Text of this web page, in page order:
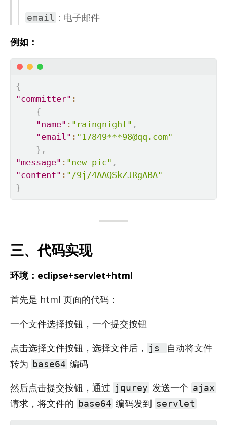
email : 电子邮件
例如：
{
"committer" :
{
"name" : "raingnight" ,
"email" : "17849***98@qq.com"
} ,
"message" : "new pic" ,
"content" : "/9j/4AAQSkZJRgABA"
}
三、代码实现
环境：eclipse+servlet+html
首先是 html 页面的代码：
一个文件选择按钮，一个提交按钮
点击选择文件按钮，选择文件后，
js
自动将文件
转为 base64 编码
然后点击提交按钮，通过 jqurey 发送一个 ajax
请求，将文件的 base64 编码发到 servlet